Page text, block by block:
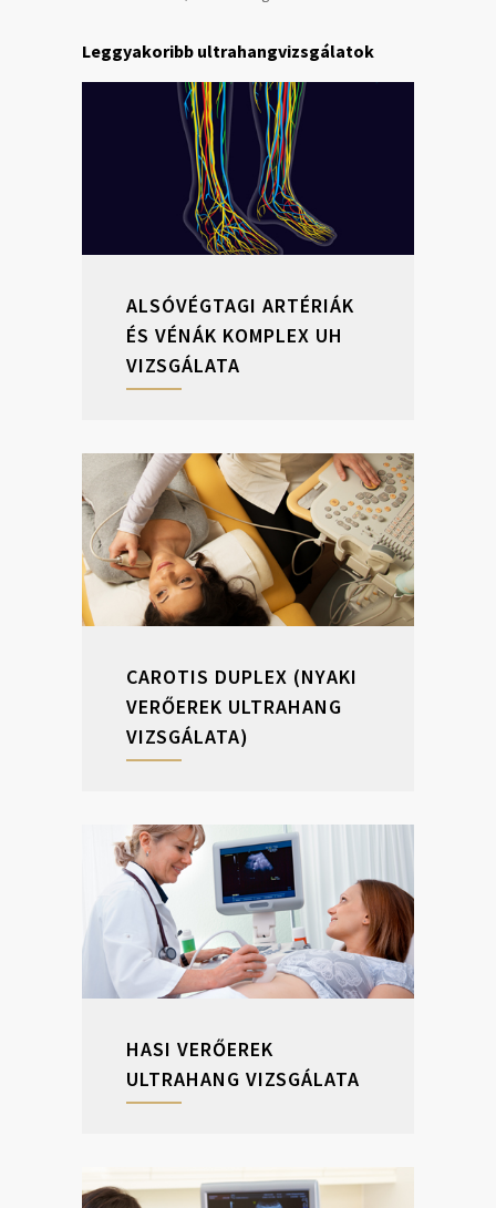
Leggyakoribb ultrahangvizsgálatok
ALSÓVÉGTAGI ARTÉRIÁK
ÉS VÉNÁK KOMPLEX UH
VIZSGÁLATA
CAROTIS DUPLEX (NYAKI
VERŐEREK ULTRAHANG
VIZSGÁLATA)
HASI VERŐEREK
ULTRAHANG VIZSGÁLATA